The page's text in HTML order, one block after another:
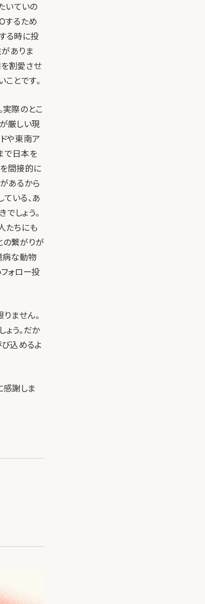
いていの
するため
る時に投
ありま
割愛させ
とです。
実際のとこ
厳しい現
や東南ア
で日本を
間接的に
あるから
いる、あ
しょう。
たちにも
の繋がりが
病な動物
ォロー投
ません。
う。だか
込めるよ
感謝しま